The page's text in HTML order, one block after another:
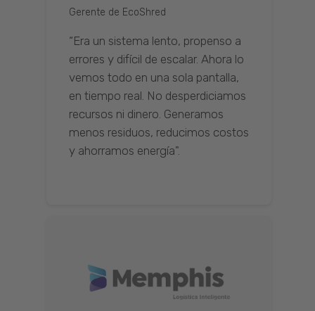
Gerente de EcoShred
“Era un sistema lento, propenso a
errores y difícil de escalar. Ahora lo
vemos todo en una sola pantalla,
en tiempo real. No desperdiciamos
recursos ni dinero. Generamos
menos residuos, reducimos costos
y ahorramos energía".